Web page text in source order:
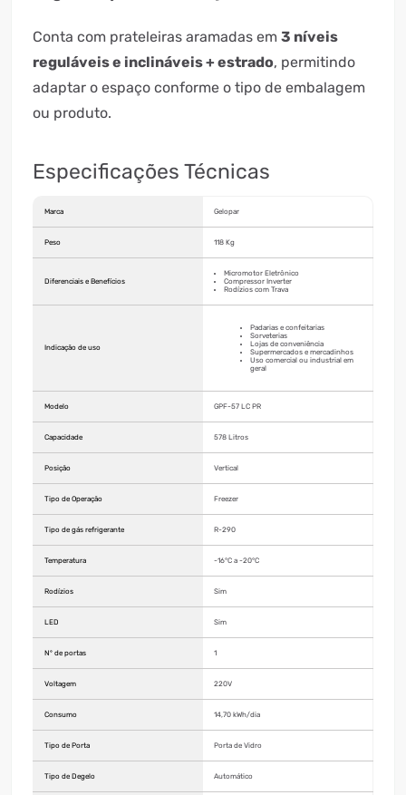
Conta com prateleiras aramadas em 3 níveis
reguláveis e inclináveis + estrado, permitindo
adaptar o espaço conforme o tipo de embalagem
ou produto.
Especificações Técnicas
Marca Gelopar
Peso 118 Kg
Diferenciais e Benefícios
Micromotor Eletrônico
Compressor Inverter
Rodízios com Trava
Indicação de uso
Padarias e confeitarias
Sorveterias
Lojas de conveniência
Supermercados e mercadinhos
Uso comercial ou industrial em
geral
Modelo GPF-57 LC PR
Capacidade 578 Litros
Posição Vertical
Tipo de Operação Freezer
Tipo de gás refrigerante R-290
Temperatura -16°C a -20°C
Rodízios Sim
LED Sim
Nº de portas 1
Voltagem 220V
Consumo 14,70 kWh/dia
Tipo de Porta Porta de Vidro
Tipo de Degelo Automático